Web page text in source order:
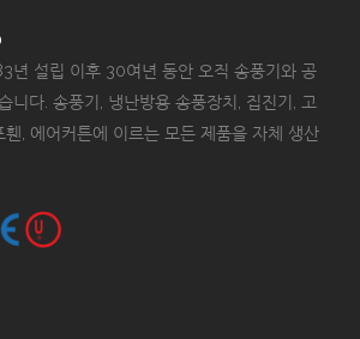
년 설립 이후 30여년 동안 오직 송풍기와 공
니다. 송풍기, 냉난방용 송풍장치, 집진기, 고
휀, 에어커튼에 이르는 모든 제품을 자체 생산